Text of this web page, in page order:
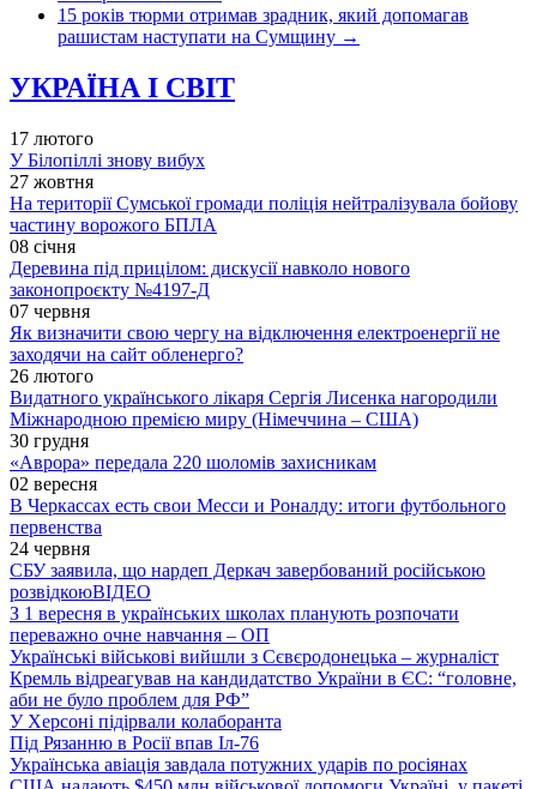
15 років тюрми отримав зрадник, який допомагав
рашистам наступати на Сумщину →
УКРАЇНА І СВІТ
17 лютого
У Білопіллі знову вибух
27 жовтня
На території Сумської громади поліція нейтралізувала бойову
частину ворожого БПЛА
08 січня
Деревина під прицілом: дискусії навколо нового
законопроєкту №4197-Д
07 червня
Як визначити свою чергу на відключення електроенергії не
заходячи на сайт обленерго?
26 лютого
Видатного українського лікаря Сергія Лисенка нагородили
Міжнародною премією миру (Німеччина – США)
30 грудня
«Аврора» передала 220 шоломів захисникам
02 вересня
В Черкассах есть свои Месси и Роналду: итоги футбольного
первенства
24 червня
СБУ заявила, що нардеп Деркач завербований російською
розвідкоюВІДЕО
З 1 вересня в українських школах планують розпочати
переважно очне навчання – ОП
Українські військові вийшли з Сєвєродонецька – журналіст
Кремль відреагував на кандидатство України в ЄС: “головне,
аби не було проблем для РФ”
У Херсоні підірвали колаборанта
Під Рязанню в Росії впав Іл-76
Українська авіація завдала потужних ударів по росіянах